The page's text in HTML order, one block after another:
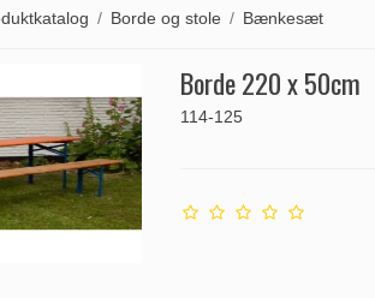
/ Borde og stole / Bænkesæt
Borde 220 x 50cm
114-125